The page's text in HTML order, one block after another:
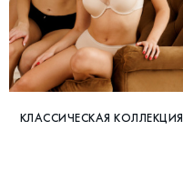
КЛАССИЧЕСКАЯ КОЛЛЕКЦИЯ